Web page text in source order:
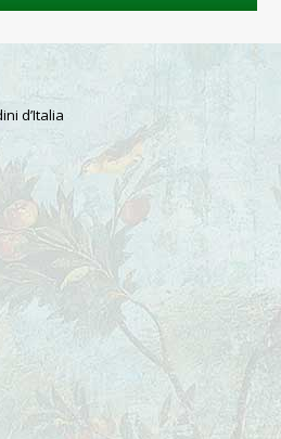
d’Italia